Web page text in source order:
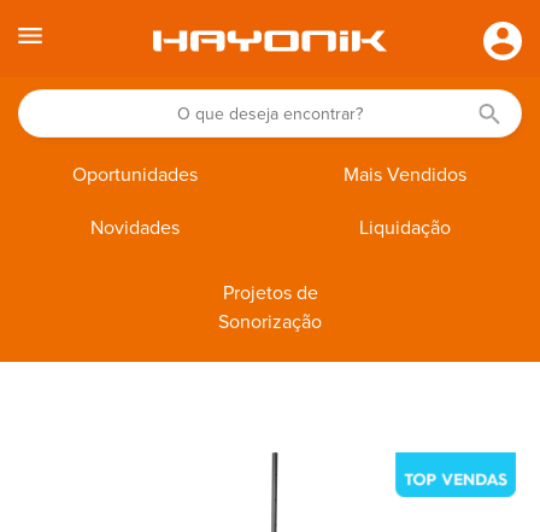
Oportunidades Mais Vendidos
Novidades Liquidação
Projetos de
Sonorização